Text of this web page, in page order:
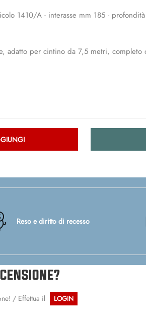
1410/A - interasse mm 185 -
adatto per cintino da 7,5 metri, completo
Reso e diritto di recesso
/ Effettua il LOGIN